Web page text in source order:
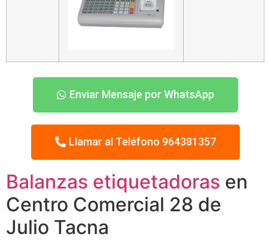
Enviar Mensaje por WhatsApp
Llamar al Teléfono 964381357
Balanzas etiquetadoras en
Centro Comercial 28 de
Julio Tacna